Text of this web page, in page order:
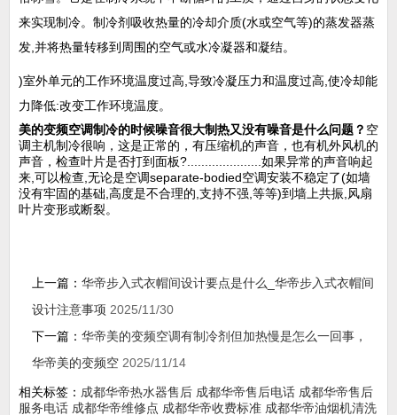
来实现制冷。制冷剂吸收热量的冷却介质(水或空气等)的蒸发器蒸
发,并将热量转移到周围的空气或水冷凝器和凝结。
)室外单元的工作环境温度过高,导致冷凝压力和温度过高,使冷却能
力降低:改变工作环境温度。
美的变频空调制冷的时候噪音很大制热又没有噪音是什么问题？ 空
调主机制冷很响，这是正常的，有压缩机的声音，也有机外风机的
声音，检查叶片是否打到面板?.....................如果异常的声音响起
来,可以检查,无论是空调separate-bodied空调安装不稳定了(如墙
没有牢固的基础,高度是不合理的,支持不强,等等)到墙上共振,风扇
叶片变形或断裂。
上一篇： 华帝步入式衣帽间设计要点是什么_华帝步入式衣帽间
设计注意事项 2025/11/30
下一篇： 华帝美的变频空调有制冷剂但加热慢是怎么一回事，
华帝美的变频空 2025/11/14
相关标签： 成都华帝热水器售后 成都华帝售后电话 成都华帝售后
服务电话 成都华帝维修点 成都华帝收费标准 成都华帝油烟机清洗